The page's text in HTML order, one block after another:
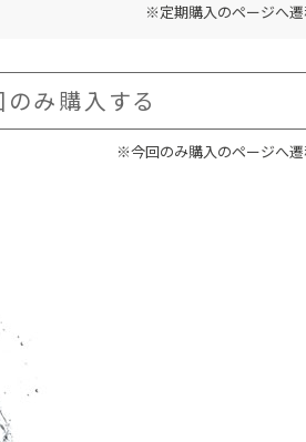
※定期購入のページへ遷
み購入する
※今回のみ購入のページへ遷